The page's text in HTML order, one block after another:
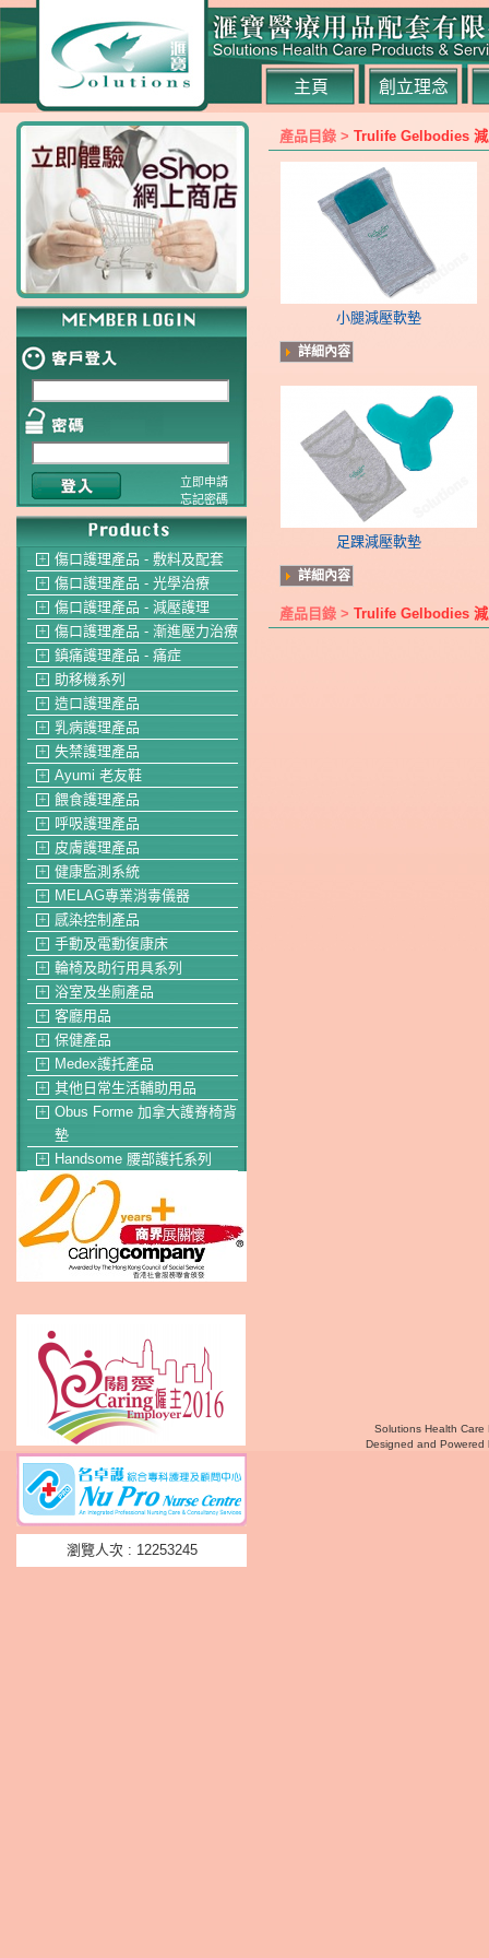
主頁 創立理念
立即申請
忘記密碼
＋ 傷口護理產品 - 敷料及配套
＋ 傷口護理產品 - 光學治療
＋ 傷口護理產品 - 減壓護理
＋ 傷口護理產品 - 漸進壓力治療
＋ 鎮痛護理產品 - 痛症
＋ 助移機系列
＋ 造口護理產品
＋ 乳病護理產品
＋ 失禁護理產品
＋ Ayumi 老友鞋
＋ 餵食護理產品
＋ 呼吸護理產品
＋ 皮膚護理產品
＋ 健康監測系統
＋ MELAG專業消毒儀器
＋ 感染控制產品
＋ 手動及電動復康床
＋ 輪椅及助行用具系列
＋ 浴室及坐廁產品
＋ 客廳用品
＋ 保健產品
＋ Medex護托產品
＋ 其他日常生活輔助用品
＋
Obus Forme 加拿大護脊椅背
墊
＋ Handsome 腰部護托系列
瀏覽人次 : 12253245
產品目錄 > Trulife Gelbodies 減
小腿減壓軟墊
詳細內容
足踝減壓軟墊
詳細內容
產品目錄 > Trulife Gelbodies 減
Solutions Health Care
Designed and